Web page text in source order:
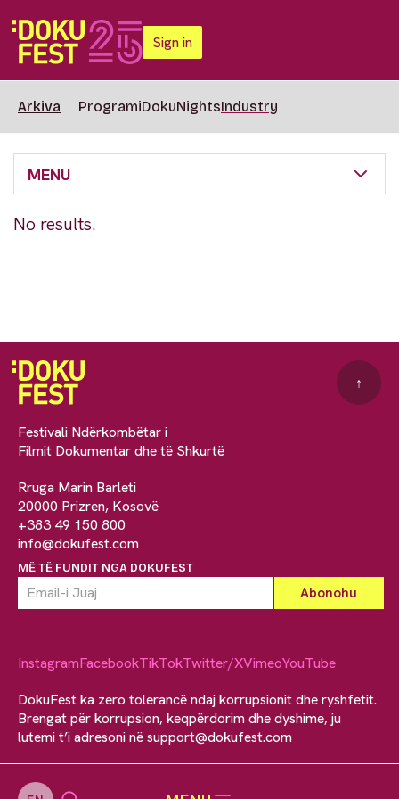
Sign in
Arkiva ProgramiDokuNightsIndustry
MENU
No results.
Festivali Ndërkombëtar i
Filmit Dokumentar dhe të Shkurtë
Rruga Marin Barleti
20000 Prizren, Kosovë
+383 49 150 800
info@dokufest.com
MË TË FUNDIT NGA DOKUFEST
↑
InstagramFacebookTikTokTwitter/XVimeoYouTube
DokuFest ka zero tolerancë ndaj korrupsionit dhe ryshfetit.
Brengat për korrupsion, keqpërdorim dhe dyshime, ju
lutemi t’i adresoni nësupport@dokufest.com